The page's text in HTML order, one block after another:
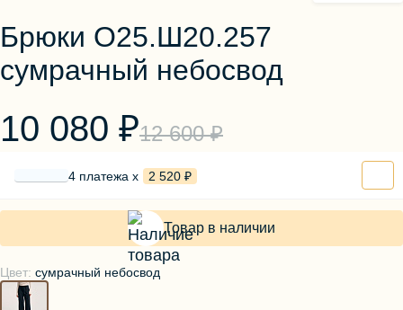
Брюки О25.Ш20.257
сумрачный небосвод
Цвет: сумрачный небосвод
12 600 ₽
10 080 ₽
4 платежа х 2 520 ₽
Товар в наличии